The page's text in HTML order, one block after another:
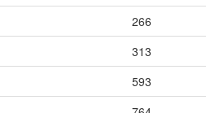
266
313
593